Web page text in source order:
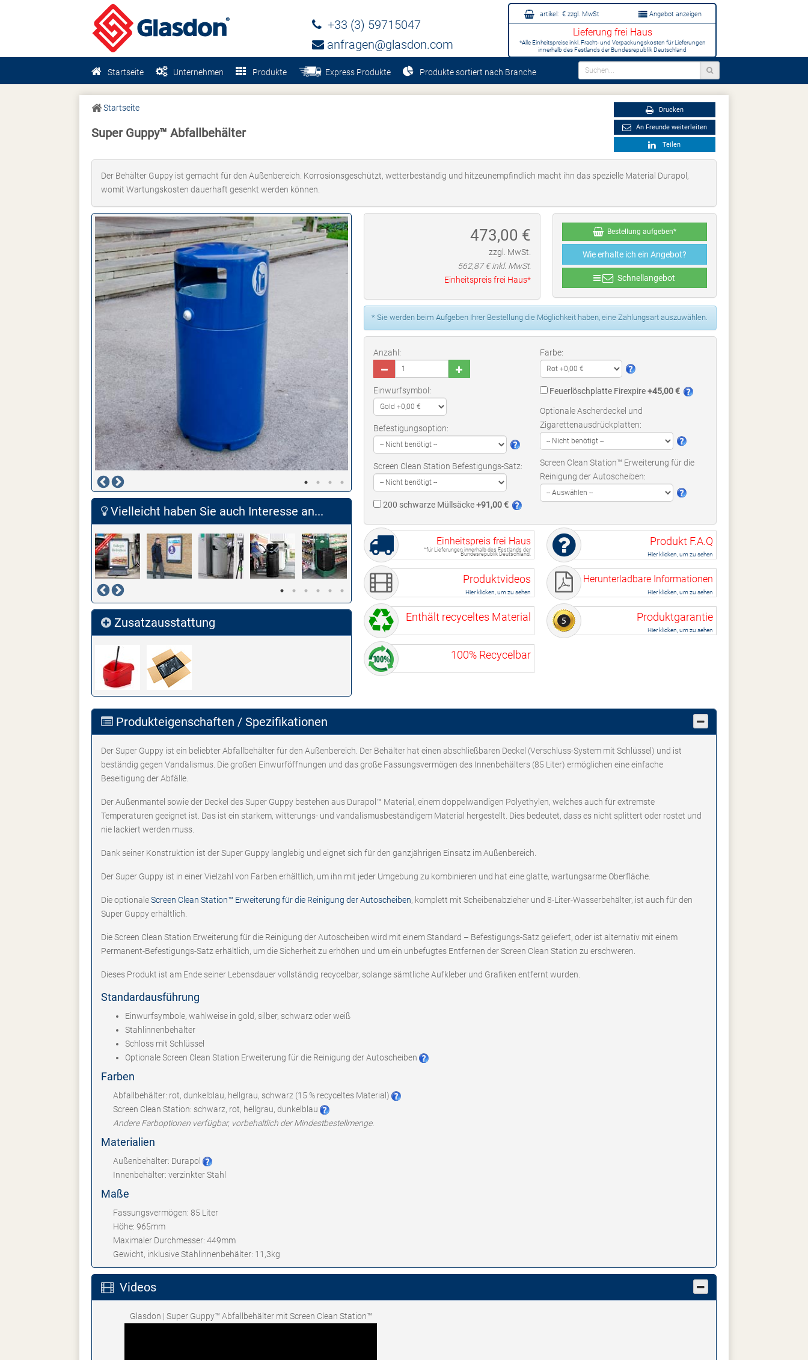
artikel: € zzgl. MwSt Angebot anzeigen
Lieferung frei Haus
*Alle Einheitspreise inkl. Fracht- und Verpackungskosten für Lieferungen
innerhalb des Festlands der Bundesrepublik Deutschland
+33 (3) 59715047
anfragen@glasdon.com
Startseite Unternehmen Produkte Express Produkte Produkte sortiert nach Branche
Startseite
Super Guppy™ Abfallbehälter
Drucken
An Freunde weiterleiten
Teilen
Der Behälter Guppy ist gemacht für den Außenbereich. Korrosionsgeschützt, wetterbeständig und hitzeunempfindlich macht ihn das spezielle Material Durapol,
womit Wartungskosten dauerhaft gesenkt werden können.
Vielleicht haben Sie auch Interesse an...
Zusatzausstattung
473,00 €
zzgl. MwSt.
562,87€ inkl. MwSt.
Einheitspreis frei Haus*
Bestellung aufgeben*
Wie erhalte ich ein Angebot?
Schnellangebot
* Sie werden beim Aufgeben Ihrer Bestellung die Möglichkeit haben, eine Zahlungsart auszuwählen.
Anzahl: Farbe:
Einwurfsymbol: Feuerlöschplatte Firexpire+45,00 €
Optionale Ascherdeckel und
Zigarettenausdrückplatten:
Befestigungsoption:
Screen Clean Station™ Erweiterung für die
Reinigung der Autoscheiben:
Screen Clean Station Befestigungs-Satz:
200 schwarze Müllsäcke+91,00 €
Einheitspreis frei Haus
*für Lieferungen innerhalb des Festlands der
Bundesrepublik Deutschland.
Produkt F.A.Q
Hier klicken, um zu sehen
Produktvideos
Hier klicken, um zu sehen
Herunterladbare Informationen
Hier klicken, um zu sehen
Enthält recyceltes Material Produktgarantie
Hier klicken, um zu sehen
100% Recycelbar
Produkteigenschaften / Spezifikationen
Der Super Guppy ist ein beliebter Abfallbehälter für den Außenbereich. Der Behälter hat einen abschließbaren Deckel (Verschluss-System mit Schlüssel) und ist
beständig gegen Vandalismus. Die großen Einwurföffnungen und das große Fassungsvermögen des Innenbehälters (85 Liter) ermöglichen eine einfache
Beseitigung der Abfälle.
Der Außenmantel sowie der Deckel des Super Guppy bestehen aus Durapol™ Material, einem doppelwandigen Polyethylen, welches auch für extremste
Temperaturen geeignet ist. Das ist ein starkem, witterungs- und vandalismusbeständigem Material hergestellt. Dies bedeutet, dass es nicht splittert oder rostet und
nie lackiert werden muss.
Dank seiner Konstruktion ist der Super Guppy langlebig und eignet sich für den ganzjährigen Einsatz im Außenbereich.
Der Super Guppy ist in einer Vielzahl von Farben erhältlich, um ihn mit jeder Umgebung zu kombinieren und hat eine glatte, wartungsarme Oberfläche.
Die optionaleScreen Clean Station™ Erweiterung für die Reinigung der Autoscheiben, komplett mit Scheibenabzieher und 8-Liter-Wasserbehälter, ist auch für den
Super Guppy erhältlich.
Die Screen Clean Station Erweiterung für die Reinigung der Autoscheiben wird mit einem Standard – Befestigungs-Satz geliefert, oder ist alternativ mit einem
Permanent-Befestigungs-Satz erhältlich, um die Sicherheit zu erhöhen und um ein unbefugtes Entfernen der Screen Clean Station zu erschweren.
Dieses Produkt ist am Ende seiner Lebensdauer vollständig recycelbar, solange sämtliche Aufkleber und Grafiken entfernt wurden.
Standardausführung
Einwurfsymbole, wahlweise in gold, silber, schwarz oder weiß
Stahlinnenbehälter
Schloss mit Schlüssel
Optionale Screen Clean Station Erweiterung für die Reinigung der Autoscheiben
Farben
Abfallbehälter: rot, dunkelblau, hellgrau, schwarz (15 % recyceltes Material)
Screen Clean Station: schwarz, rot, hellgrau, dunkelblau
Andere Farboptionen verfügbar, vorbehaltlich der Mindestbestellmenge.
Materialien
Außenbehälter: Durapol
Innenbehälter: verzinkter Stahl
Maße
Fassungsvermögen: 85 Liter
Höhe: 965mm
Maximaler Durchmesser: 449mm
Gewicht, inklusive Stahlinnenbehälter: 11,3kg
Videos
Glasdon | Super Guppy™ Abfallbehälter mit Screen Clean Station™